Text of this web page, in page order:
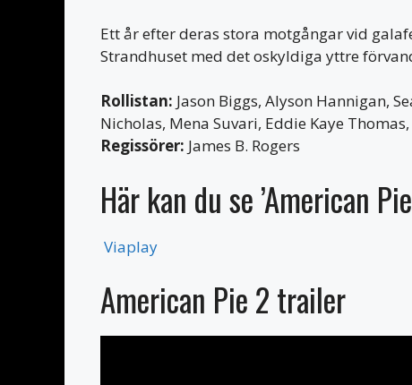
Ett år efter deras stora motgångar vid
Strandhuset med det oskyldiga yttre
Rollistan: Jason Biggs, Alyson Hannigan,
Nicholas, Mena Suvari, Eddie Kaye
Regissörer: James B. Rogers
Här kan du se ’American
Viaplay
American Pie 2 trailer